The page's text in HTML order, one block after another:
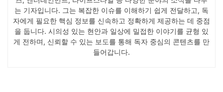
는 기자입니다. 그는 복잡한 이슈를 이해하기 쉽게 전달하고, 독
자에게 필요한 핵심 정보를 신속하고 정확하게 제공하는 데 중점
을 둡니다. 시의성 있는 현안과 일상에 밀접한 이야기를 균형 있
게 전하며, 신뢰할 수 있는 보도를 통해 독자 중심의 콘텐츠를 만
들어갑니다.